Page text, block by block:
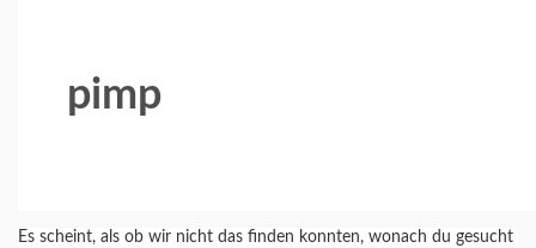
pimp
Es scheint, als ob wir nicht das finden konnten, wonach du gesucht